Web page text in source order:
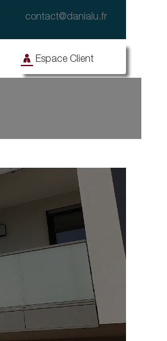
contact@danialu.fr
Espace Client
Equipements de fenêtre
Protègenet
Protègenet tradition
Protègenet ossature bois
Marchenet
Travaux publics